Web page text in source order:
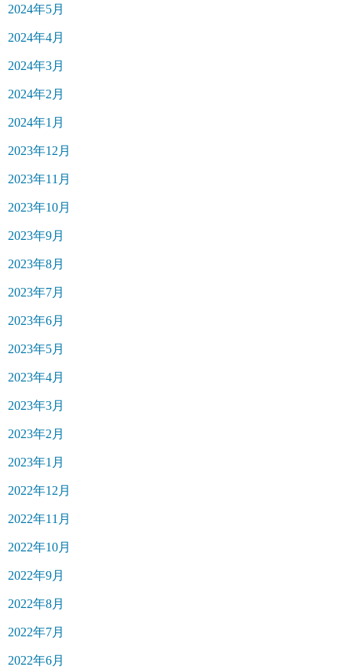
2024年5月
2024年4月
2024年3月
2024年2月
2024年1月
2023年12月
2023年11月
2023年10月
2023年9月
2023年8月
2023年7月
2023年6月
2023年5月
2023年4月
2023年3月
2023年2月
2023年1月
2022年12月
2022年11月
2022年10月
2022年9月
2022年8月
2022年7月
2022年6月